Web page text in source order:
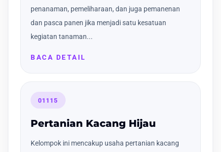
penanaman, pemeliharaan, dan juga pemanenan
dan pasca panen jika menjadi satu kesatuan
kegiatan tanaman...
BACA DETAIL
01115
Pertanian Kacang Hijau
Kelompok ini mencakup usaha pertanian kacang